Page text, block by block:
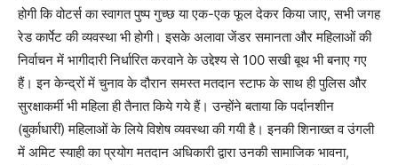
होगी कि वोटर्स का स्वागत पुष्प गुच्छ या एक-एक फूल देकर किया जाए, सभी जगह
रेड कार्पेट की व्यवस्था भी होगी। इसके अलावा जेंडर समानता और महिलाओं की
निर्वाचन में भागीदारी निर्धारित करवाने के उद्देश्य से 100 सखी बूथ भी बनाए गए
हैं। इन केन्द्रों में चुनाव के दौरान समस्त मतदान स्टाफ के साथ ही पुलिस और
सुरक्षाकर्मी भी महिला ही तैनात किये गये हैं। उन्होंने बताया कि पर्दानशीन
(बुर्काधारीं) महिलाओं के लिये विशेष व्यवस्था की गयी है। इनकी शिनाख्त व उंगली
में अमिट स्याही का प्रयोग मतदान अधिकारी द्वारा उनकी सामाजिक भावना,